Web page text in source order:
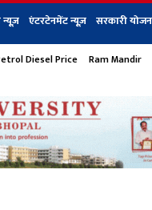
एंटरटेनमेंट न्यूज़ सरकारी
धर्म ऑटोमोबाइल
Diesel Price Ram Mandir